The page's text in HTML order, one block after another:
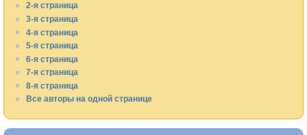
2-я страница
3-я страница
4-я страница
5-я страница
6-я страница
7-я страница
8-я страница
Все авторы на одной странице